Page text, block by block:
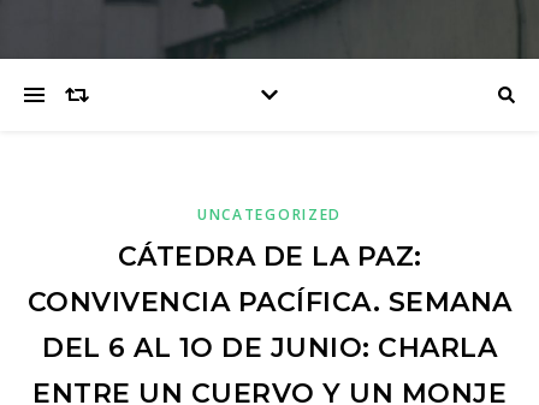
UNCATEGORIZED
CÁTEDRA DE LA PAZ:
CONVIVENCIA PACÍFICA. SEMANA
DEL 6 AL 1O DE JUNIO: CHARLA
ENTRE UN CUERVO Y UN MONJE